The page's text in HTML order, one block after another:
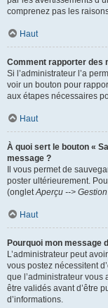
comprenez pas les
Haut
Comment rapporter des
Si l’administrateur l’a
voir un bouton pour
aux étapes nécessaires
Haut
À quoi sert le bouton «
message ?
Il vous permet de
poster ultérieurement.
(ongletAperçu -->
Haut
Pourquoi mon message
L’administrateur peut
vous postez nécessitent
que l’administrateur
être validés avant d’être
d’informations.